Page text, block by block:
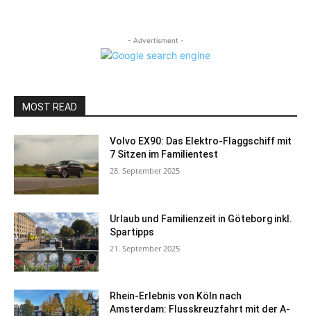
- Advertisment -
MOST READ
Volvo EX90: Das Elektro-Flaggschiff mit
7 Sitzen im Familientest
28. September 2025
Urlaub und Familienzeit in Göteborg inkl.
Spartipps
21. September 2025
Rhein-Erlebnis von Köln nach
Amsterdam: Flusskreuzfahrt mit der A-